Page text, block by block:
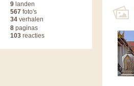
9 landen
567 foto's
34 verhalen
8 paginas
103 reacties